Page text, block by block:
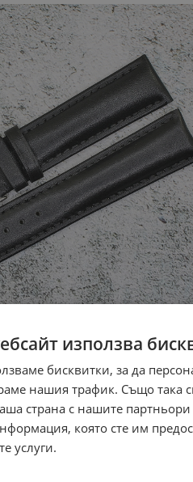
използва
бисквитки, за да
нашия трафик. Също така
страна с нашите
която сте им
услуги.